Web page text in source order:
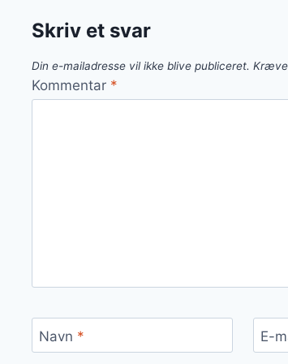
Skriv et svar
Din e-mailadresse vil ikke blive publiceret.
Kommentar *
Navn * E-